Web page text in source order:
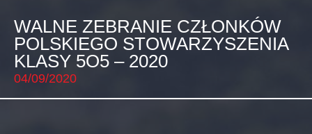
WALNE ZEBRANIE CZŁONKÓW
POLSKIEGO STOWARZYSZENIA
KLASY 5O5 – 2020
04/09/2020